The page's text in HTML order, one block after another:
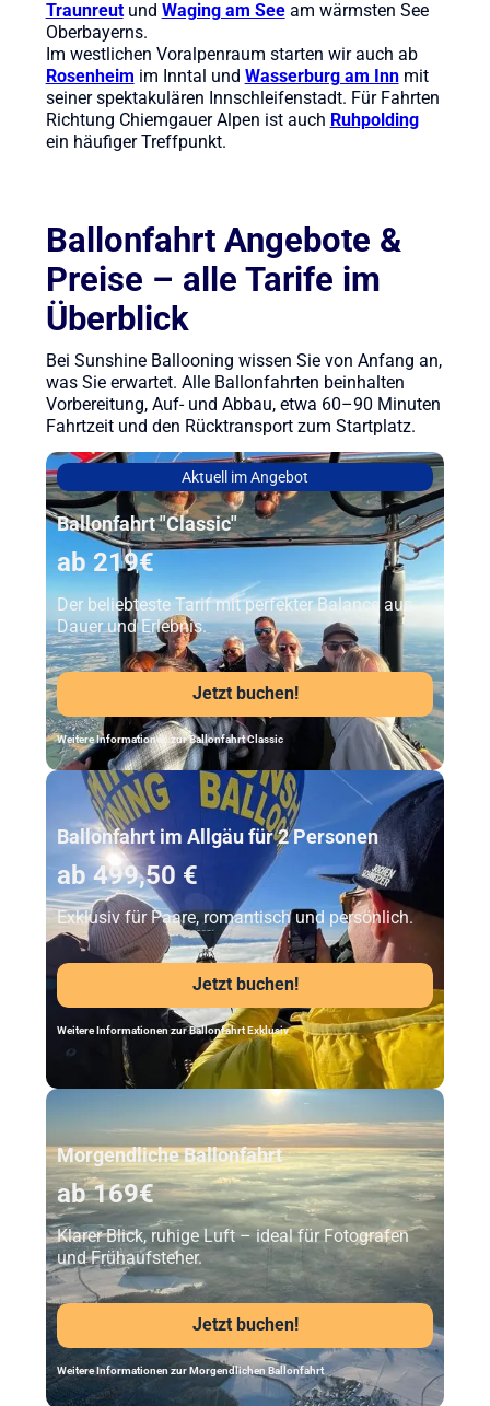
Traunreutund Waging am Seeam wärmsten See
Oberbayerns.
Im westlichen Voralpenraum starten wir auch ab
Rosenheim im Inntal und Wasserburg am Innmit
seiner spektakulären Innschleifenstadt. Für Fahrten
Richtung Chiemgauer Alpen ist auch Ruhpolding
ein häufiger Treffpunkt.
Ballonfahrt Angebote &
Preise – alle Tarife im
Überblick
Bei Sunshine Ballooning wissen Sie von Anfang an,
was Sie erwartet. Alle Ballonfahrten beinhalten
Vorbereitung, Auf- und Abbau, etwa 60–90 Minuten
Fahrtzeit und den Rücktransport zum Startplatz.
Aktuell im Angebot
Ballonfahrt "Classic"
ab 219€
Der beliebteste Tarif mit perfekter Balance aus
Dauer und Erlebnis.
Jetzt buchen!
Weitere Informationen zur Ballonfahrt Classic
Unser Beststeller
Ballonfahrt im Allgäu für 2 Personen
ab 499,50 €
Exklusiv für Paare, romantisch und persönlich.
Jetzt buchen!
Weitere Informationen zur Ballonfahrt Exklusiv
Morgendliche Ballonfahrt
ab 169€
Klarer Blick, ruhige Luft – ideal für Fotografen
und Frühaufsteher.
Jetzt buchen!
Weitere Informationen zur Morgendlichen Ballonfahrt